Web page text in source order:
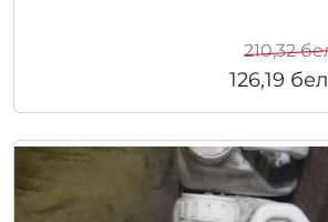
210,32
126,19